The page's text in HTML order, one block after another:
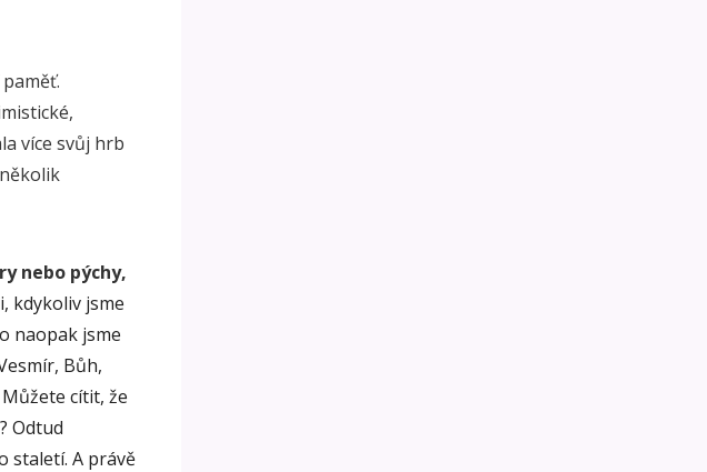
více svůj hrb
nebo pýchy,
kdykoliv jsme
naopak jsme
Bůh,
cítit, že
Odtud
staletí. A právě